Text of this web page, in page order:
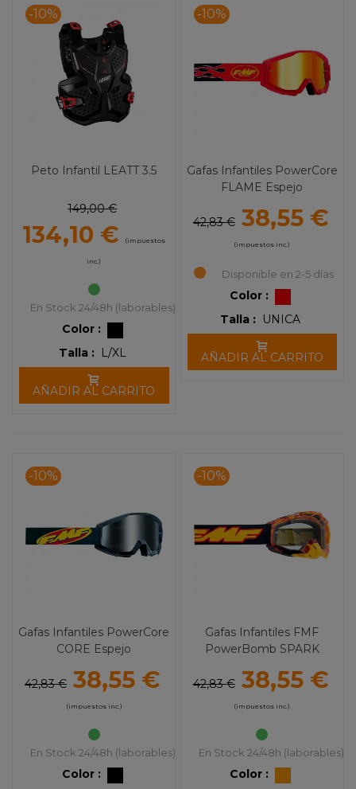
-10%
Peto Infantil LEATT 3.5
149,00 €
134,10 € (impuestos
inc.)
En Stock 24/48h (laborables)
Color :
Talla :
L/XL
AÑADIR AL CARRITO
-10%
Gafas Infantiles PowerCore
FLAME Espejo
42,83 € 38,55 €
(impuestos inc.)
Disponible en 2-5 días
Color :
Talla :
UNICA
AÑADIR AL CARRITO
-10%
Gafas Infantiles PowerCore
CORE Espejo
42,83 € 38,55 €
(impuestos inc.)
En Stock 24/48h (laborables)
Color :
-10%
Gafas Infantiles FMF
PowerBomb SPARK
42,83 € 38,55 €
(impuestos inc.)
En Stock 24/48h (laborables)
Color :